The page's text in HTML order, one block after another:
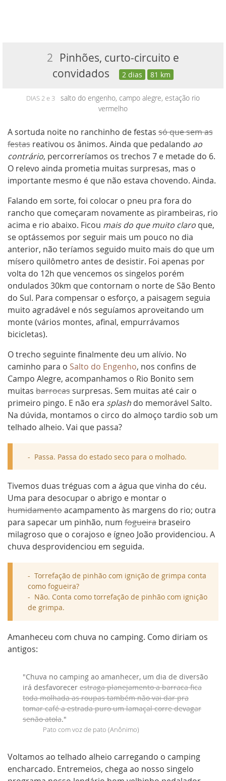
2 Pinhões, curto-circuito e
convidados
2 dias 81 km
DIAS 2 e 3
salto do engenho, campo alegre, estação rio
vermelho
A sortuda noite no ranchinho de festas só que sem as
festas reativou os ânimos. Ainda que pedalando ao
contrário, percorreríamos os trechos 7 e metade do 6.
O relevo ainda prometia muitas surpresas, mas o
importante mesmo é que não estava chovendo. Ainda.
Falando em sorte, foi colocar o pneu pra fora do
rancho que começaram novamente as pirambeiras, rio
acima e rio abaixo. Ficou mais do que muito claro que,
se optássemos por seguir mais um pouco no dia
anterior, não teríamos seguido muito mais do que um
mísero quilômetro antes de desistir. Foi apenas por
volta do 12h que vencemos os singelos porém
ondulados 30km que contornam o norte de São Bento
do Sul. Para compensar o esforço, a paisagem seguia
muito agradável e nós seguíamos aproveitando um
monte (vários montes, afinal, empurrávamos
bicicletas).
O trecho seguinte finalmente deu um alívio. No
caminho para o Salto do Engenho, nos confins de
Campo Alegre, acompanhamos o Rio Bonito sem
muitas barrocas surpresas. Sem muitas até cair o
primeiro pingo. E não era splash do memorável Salto.
Na dúvida, montamos o circo do almoço tardio sob um
telhado alheio. Vai que passa?
Passa. Passa do estado seco para o molhado.
Tivemos duas tréguas com a água que vinha do céu.
Uma para desocupar o abrigo e montar o
humidamentoacampamento às margens do rio; outra
para sapecar um pinhão, num fogueira braseiro
milagroso que o corajoso e ígneo João providenciou. A
chuva desprovidenciou em seguida.
Torrefação de pinhão com ignição de grimpa conta
como fogueira?
Não. Conta como torrefação de pinhão com ignição
de grimpa.
Amanheceu com chuva no camping. Como diriam os
antigos:
"Chuva no camping ao amanhecer, um dia de diversão
irá desfavorecer estraga planejamento a barraca fica
toda molhada as roupas também não vai dar pra
tomar café a estrada puro um lamaçal corre devagar
senão atola."
Pato com voz de pato (Anônimo)
Voltamos ao telhado alheio carregando o camping
encharcado. Entremeios, chega ao nosso singelo